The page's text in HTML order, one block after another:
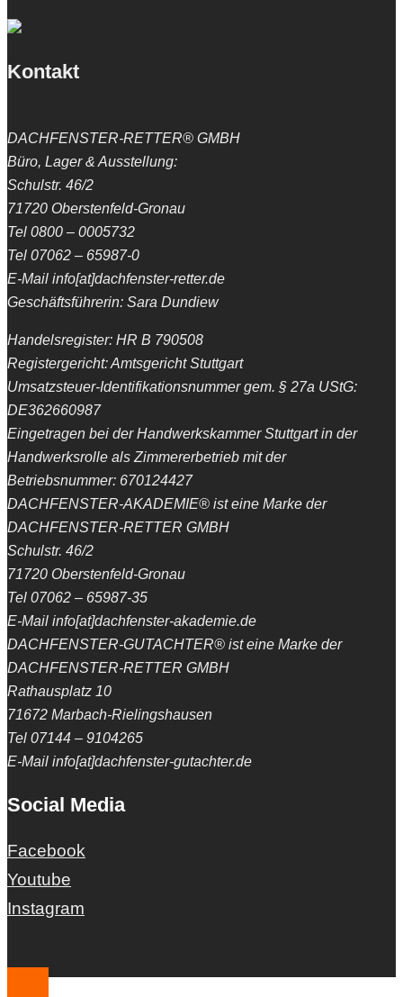
Kontakt
DACHFENSTER-RETTER® GMBH
Büro, Lager & Ausstellung:
Schulstr. 46/2
71720 Oberstenfeld-Gronau
Tel 0800 – 0005732
Tel 07062 – 65987-0
E-Mail info[at]dachfenster-retter.de
Geschäftsführerin: Sara Dundiew
Handelsregister: HR B 790508
Registergericht: Amtsgericht Stuttgart
Umsatzsteuer-Identifikationsnummer gem. § 27a UStG:
DE362660987
Eingetragen bei der Handwerkskammer Stuttgart in der
Handwerksrolle als Zimmererbetrieb mit der
Betriebsnummer: 670124427
DACHFENSTER-AKADEMIE® ist eine Marke der
DACHFENSTER-RETTER GMBH
Schulstr. 46/2
71720 Oberstenfeld-Gronau
Tel 07062 – 65987-35
E-Mail info[at]dachfenster-akademie.de
DACHFENSTER-GUTACHTER® ist eine Marke der
DACHFENSTER-RETTER GMBH
Rathausplatz 10
71672 Marbach-Rielingshausen
Tel 07144 – 9104265
E-Mail info[at]dachfenster-gutachter.de
Social Media
Facebook
Youtube
Instagram